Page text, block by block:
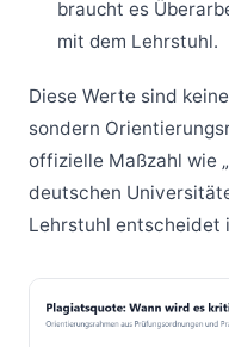
braucht es
mit dem Lehrstuhl.
Diese Werte sind
sondern
offizielle Maßzahl wie
deutschen
Lehrstuhl entscheidet